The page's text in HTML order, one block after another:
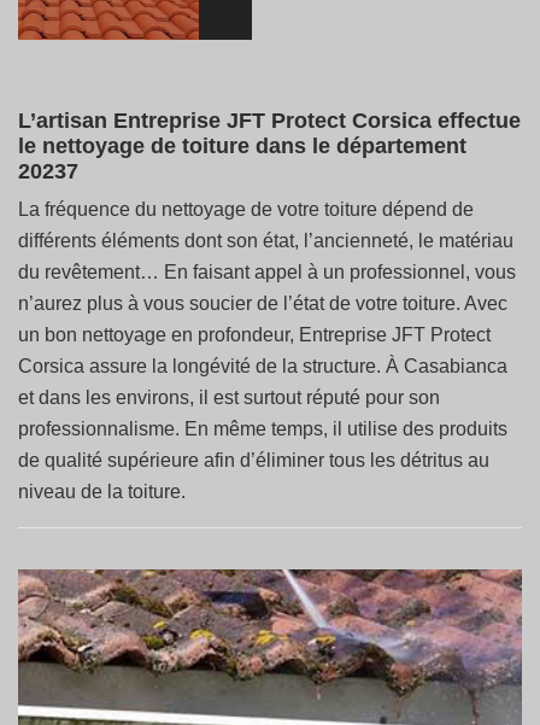
L’artisan Entreprise JFT Protect Corsica effectue
le nettoyage de toiture dans le département
20237
La fréquence du nettoyage de votre toiture dépend de
différents éléments dont son état, l’ancienneté, le matériau
du revêtement… En faisant appel à un professionnel, vous
n’aurez plus à vous soucier de l’état de votre toiture. Avec
un bon nettoyage en profondeur, Entreprise JFT Protect
Corsica assure la longévité de la structure. À Casabianca
et dans les environs, il est surtout réputé pour son
professionnalisme. En même temps, il utilise des produits
de qualité supérieure afin d’éliminer tous les détritus au
niveau de la toiture.